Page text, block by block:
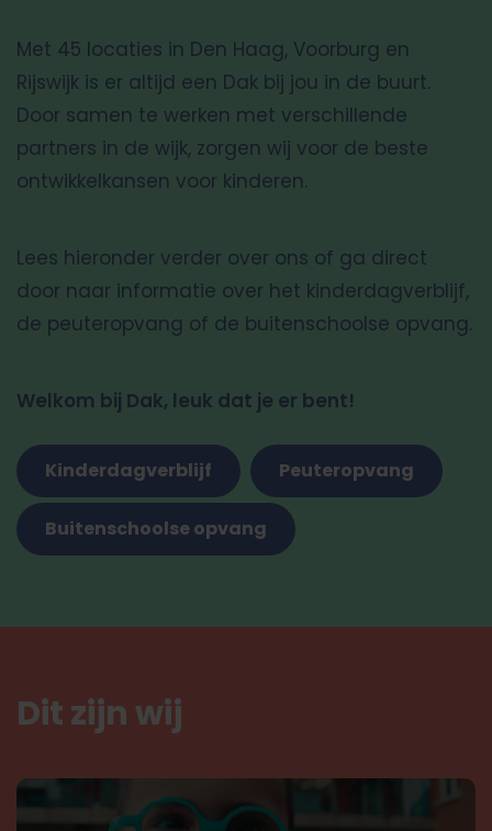
Met 45 locaties in Den Haag, Voorburg en
Rijswijk is er altijd een Dak bij jou in de buurt.
Door samen te werken met verschillende
partners in de wijk, zorgen wij voor de beste
ontwikkelkansen voor kinderen.
Lees hieronder verder over ons of ga direct
door naar informatie over het kinderdagverblijf,
de peuteropvang of de buitenschoolse opvang.
Welkom bij Dak, leuk dat je er bent!
Kinderdagverblijf Peuteropvang
Buitenschoolse opvang
Dit zijn wij